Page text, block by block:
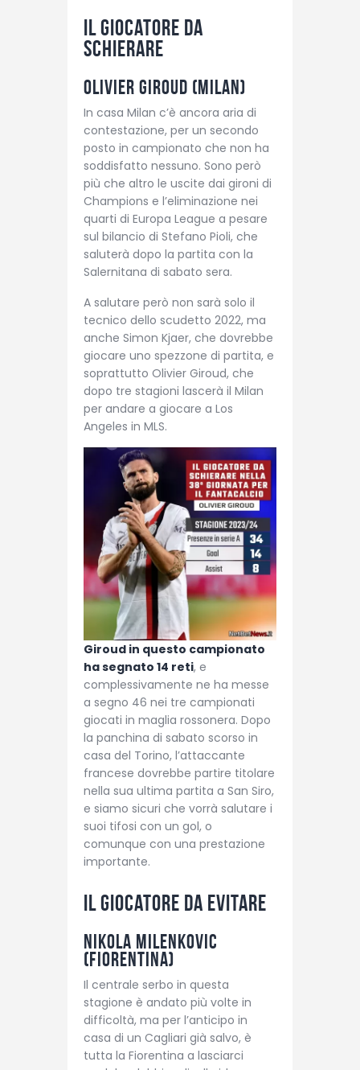
Il giocatore da
schierare
Olivier Giroud (Milan)
In casa Milan c’è ancora aria di
contestazione, per un secondo
posto in campionato che non ha
soddisfatto nessuno. Sono però
più che altro le uscite dai gironi di
Champions e l’eliminazione nei
quarti di Europa League a pesare
sul bilancio di Stefano Pioli, che
saluterà dopo la partita con la
Salernitana di sabato sera.
A salutare però non sarà solo il
tecnico dello scudetto 2022, ma
anche Simon Kjaer, che dovrebbe
giocare uno spezzone di partita, e
soprattutto Olivier Giroud, che
dopo tre stagioni lascerà il Milan
per andare a giocare a Los
Angeles in MLS.
Giroud in questo campionato
ha segnato 14 reti, e
complessivamente ne ha messe
a segno 46 nei tre campionati
giocati in maglia rossonera. Dopo
la panchina di sabato scorso in
casa del Torino, l’attaccante
francese dovrebbe partire titolare
nella sua ultima partita a San Siro,
e siamo sicuri che vorrà salutare i
suoi tifosi con un gol, o
comunque con una prestazione
importante.
Il giocatore da evitare
Nikola Milenkovic
(Fiorentina)
Il centrale serbo in questa
stagione è andato più volte in
difficoltà, ma per l’anticipo in
casa di un Cagliari già salvo, è
tutta la Fiorentina a lasciarci